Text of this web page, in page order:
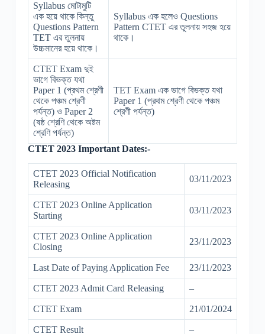
Syllabus মোটামুটি
এক হয়ে থাকে কিন্তু
Questions Pattern
TET এর তুলনায়
উচ্চমানের হয়ে থাকে।
Syllabus এক হলেও Questions
Pattern CTET এর তুলনায় সহজ হয়ে
থাকে।
CTET Exam দুই
ভাগে বিভক্ত যথা
Paper 1 (প্রথম শ্রেণী
থেকে পঞ্চম শ্রেণী
পর্যন্ত) ও Paper 2
(ষষ্ঠ শ্রেণি থেকে অষ্টম
শ্রেণি পর্যন্ত)
TET Exam এক ভাগে বিভক্ত যথা
Paper 1 (প্রথম শ্রেণী থেকে পঞ্চম
শ্রেণী পর্যন্ত)
CTET 2023 Important Dates:-
CTET 2023 Official Notification
Releasing
03/11/2023
CTET 2023 Online Application
Starting
03/11/2023
CTET 2023 Online Application
Closing
23/11/2023
Last Date of Paying Application Fee 23/11/2023
CTET 2023 Admit Card Releasing –
CTET Exam 21/01/2024
CTET Result –